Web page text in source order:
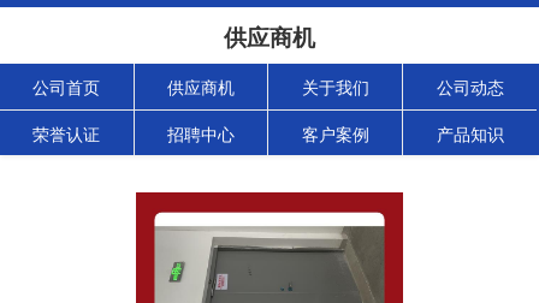
供应商机
公司首页 供应商机 关于我们 公司动态
荣誉认证 招聘中心 客户案例 产品知识